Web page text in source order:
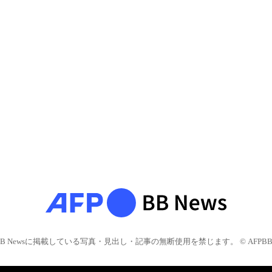
Newsに掲載している写真・見出し・記事の無断使用を禁じます。 © AFPBB